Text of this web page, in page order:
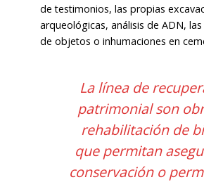
de testimonios, las propias
arqueológicas, análisis de ADN,
de objetos o inhumaciones en
La línea de
patrimonial son
rehabilitación de
que permitan
conservación o